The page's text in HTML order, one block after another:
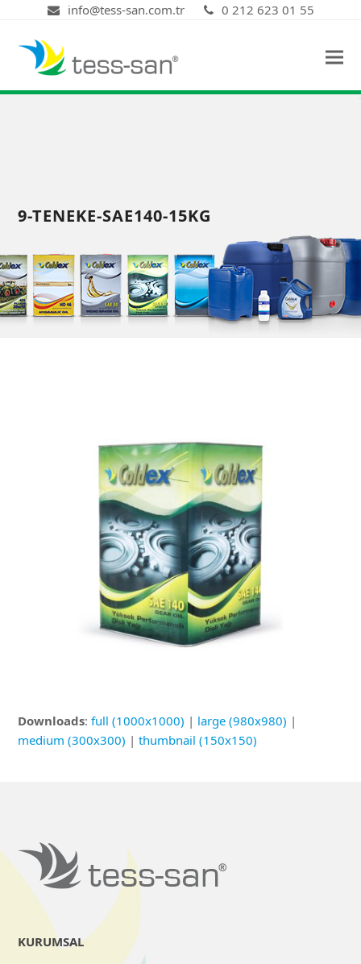
info@tess-san.com.tr 0 212 623 01 55
9-TENEKE-SAE140-15KG
Downloads:full (1000x1000) | large (980x980) |
medium (300x300) |thumbnail (150x150)
KURUMSAL